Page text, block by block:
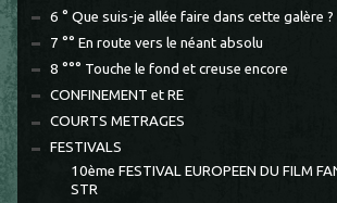
6 ° Que suis-je allée faire dans cette galère ?
7 °° En route vers le néant absolu
8 °°° Touche le fond et creuse encore
CONFINEMENT et RE
COURTS METRAGES
FESTIVALS
10ème FESTIVAL EUROPEEN DU FILM
STR